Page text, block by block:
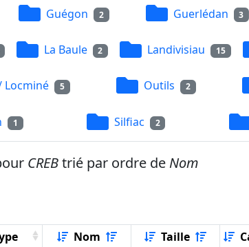
Guégon 2 Guerlédan 3
La Baule 2 Landivisiau 15
Locminé 5 Outils 2
1 Silfiac 2
CREBtrié par ordre de Nom
Nom Taille